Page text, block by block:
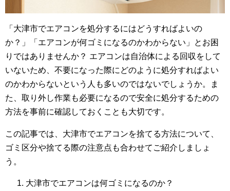
「大津市でエアコンを処分するにはどうすればよいの
か？」「エアコンが何ゴミになるのかわからない」とお困
りではありませんか？ エアコンは自治体による回収をして
いないため、不要になった際にどのように処分すればよい
のかわからないという人も多いのではないでしょうか。ま
た、取り外し作業も必要になるので安全に処分するための
方法を事前に確認しておくことも大切です。
この記事では、大津市でエアコンを捨てる方法について、
ゴミ区分や捨てる際の注意点も合わせてご紹介しましょ
う。
大津市でエアコンは何ゴミになるのか？